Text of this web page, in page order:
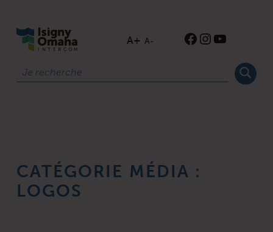
A+ A- Ouverture de Facebook
Instagram
YouTube
CATÉGORIE MÉDIA :
LOGOS